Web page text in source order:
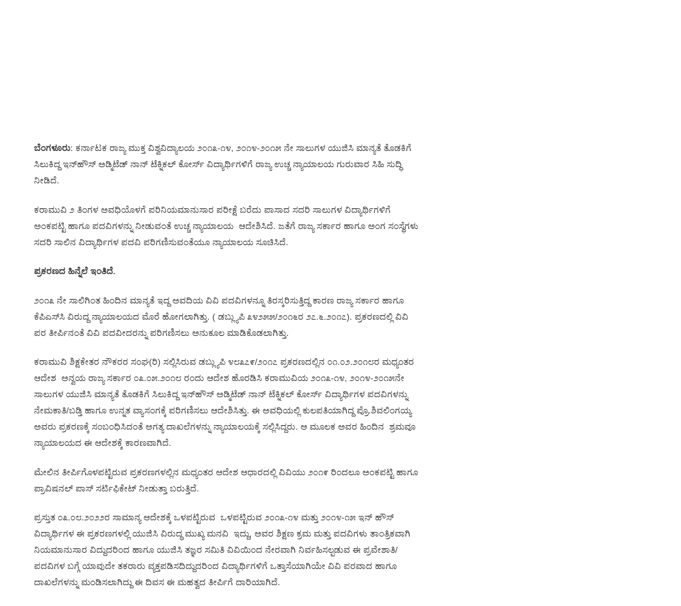
ಬೆಂಗಳೂರು: ಕರ್ನಾಟಕ ರಾಜ್ಯ ಮುಕ್ತ ವಿಶ್ವವಿದ್ಯಾಲಯ ೨೦೧೩-೧೪, ೨೦೧೪-೨೦೧೫ ನೇ ಸಾಲುಗಳ ಯುಜಿಸಿ ಮಾನ್ಯತೆ ತೊಡಕಿಗೆ
ಸಿಲುಕಿದ್ದ ಇನ್‌ಹೌಸ್ ಅಡ್ಮಿಟೆಡ್ ನಾನ್ ಟೆಕ್ನಿಕಲ್ ಕೋರ್ಸ್ ವಿದ್ಯಾರ್ಥಿಗಳಿಗೆ ರಾಜ್ಯ ಉಚ್ಚ ನ್ಯಾಯಾಲಯ ಗುರುವಾರ ಸಿಹಿ ಸುದ್ಧಿ
ನೀಡಿದೆ.
ಕರಾಮುವಿ ೨ ತಿಂಗಳ ಅವಧಿಯೊಳಗೆ ಪರಿನಿಯಮಾನುಸಾರ ಪರೀಕ್ಷೆ ಬರೆದು ಪಾಸಾದ ಸದರಿ ಸಾಲುಗಳ ವಿದ್ಯಾರ್ಥಿಗಳಿಗೆ
ಅಂಕಪಟ್ಟಿ ಹಾಗೂ ಪದವಿಗಳನ್ನು ನೀಡುವಂತೆ ಉಚ್ಚ ನ್ಯಾಯಾಲಯ ಆದೇಶಿಸಿದೆ. ಜತೆಗೆ ರಾಜ್ಯ ಸರ್ಕಾರ ಹಾಗೂ ಅಂಗ ಸಂಸ್ಥೆಗಳು
ಸದರಿ ಸಾಲಿನ ವಿದ್ಯಾರ್ಥಿಗಳ ಪದವಿ ಪರಿಗಣಿಸುವಂತೆಯೂ ನ್ಯಾಯಾಲಯ ಸೂಚಿಸಿದೆ.
ಪ್ರಕರಣದ ಹಿನ್ನೆಲೆ ಇಂತಿದೆ.
೨೦೧೩ ನೇ ಸಾಲಿಗಿಂತ ಹಿಂದಿನ ಮಾನ್ಯತೆ ಇದ್ದ ಅವದಿಯ ವಿವಿ ಪದವಿಗಳನ್ನೂ ತಿರಸ್ಕರಿಸುತ್ತಿದ್ದ ಕಾರಣ ರಾಜ್ಯ ಸರ್ಕಾರ ಹಾಗೂ
ಕೆಪಿಎಸ್‌ಸಿ ವಿರುದ್ದ ನ್ಯಾಯಾಲಯದ ಮೊರೆ ಹೋಗಲಾಗಿತ್ತು. ( ಡಬ್ಲ್ಯುಪಿ ೩೪೨೫೫/೨೦೧೬ರ ೨೭.೬.೨೦೧೭). ಪ್ರಕರಣದಲ್ಲಿ ವಿವಿ
ಪರ ತೀರ್ಪಿನಂತೆ ವಿವಿ ಪದವೀದರನ್ನು ಪರಿಗಣಿಸಲು ಅನುಕೂಲ ಮಾಡಿಕೊಡಲಾಗಿತ್ತು.
ಕರಾಮುವಿ ಶಿಕ್ಷಕೇತರ ನೌಕರರ ಸಂಘ(ರಿ) ಸಲ್ಲಿಸಿರುವ ಡಬ್ಲ್ಯುಪಿ ೪೮೩೭೯/೨೦೧೭ ಪ್ರಕರಣದಲ್ಲಿನ ೦೧.೦೨.೨೦೧೮ರ ಮಧ್ಯಂತರ
ಆದೇಶ ಅನ್ವಯ ರಾಜ್ಯ ಸರ್ಕಾರ ೦೩.೦೫.೨೦೧೮ ರಂದು ಆದೇಶ ಹೊರಡಿಸಿ ಕರಾಮುವಿಯ ೨೦೧೩-೧೪, ೨೦೧೪-೨೦೧೫ನೇ
ಸಾಲುಗಳ ಯುಜಿಸಿ ಮಾನ್ಯತೆ ತೊಡಕಿಗೆ ಸಿಲುಕಿದ್ದ ಇನ್‌ಹೌಸ್ ಅಡ್ಮಿಟೆಡ್ ನಾನ್ ಟೆಕ್ನಿಕಲ್ ಕೋರ್ಸ್ ವಿದ್ಯಾರ್ಥಿಗಳ ಪದವಿಗಳನ್ನು
ನೇಮಕಾತಿ/ಬಡ್ತಿ ಹಾಗೂ ಉನ್ನತ ವ್ಯಾಸಂಗಕ್ಕೆ ಪರಿಗಣಿಸಲು ಆದೇಶಿಸಿತ್ತು. ಈ ಅವಧಿಯಲ್ಲಿ ಕುಲಪತಿಯಾಗಿದ್ದ ಪ್ರೊ.ಶಿವಲಿಂಗಯ್ಯ
ಅವರು ಪ್ರಕರಣಕ್ಕೆ ಸಂಬಂಧಿಸಿದಂತೆ ಅಗತ್ಯ ದಾಖಲೆಗಳನ್ನು ನ್ಯಾಯಾಲಯಕ್ಕೆ ಸಲ್ಲಿಸಿದ್ದರು. ಆ ಮೂಲಕ ಅವರ ಹಿಂದಿನ ಶ್ರಮವೂ
ನ್ಯಾಯಾಲಯದ ಈ ಆದೇಶಕ್ಕೆ ಕಾರಣವಾಗಿದೆ.
ಮೇಲಿನ ತೀರ್ಪಿಗೊಳಪಟ್ಟಿರುವ ಪ್ರಕರಣಗಳಲ್ಲಿನ ಮಧ್ಯಂತರ ಆದೇಶ ಆಧಾರದಲ್ಲಿ ವಿವಿಯು ೨೦೧೯ ರಿಂದಲೂ ಅಂಕಪಟ್ಟಿ ಹಾಗೂ
ಪ್ರಾವಿಷನಲ್ ಪಾಸ್ ಸರ್ಟಿಫಿಕೇಟ್ ನೀಡುತ್ತಾ ಬರುತ್ತಿದೆ.
ಪ್ರಸ್ತುತ ೦೩.೦೮.೨೦೨೨ರ ಸಾಮಾನ್ಯ ಆದೇಶಕ್ಕೆ ಒಳಪಟ್ಟಿರುವ ಒಳಪಟ್ಟಿರುವ ೨೦೧೩-೧೪ ಮತ್ತು ೨೦೧೪-೧೫ ಇನ್ ಹೌಸ್
ವಿದ್ಯಾರ್ಥಿಗಳ ಈ ಪ್ರಕರಣಗಳಲ್ಲಿ ಯುಜಿಸಿ ವಿರುದ್ಧ ಮುಖ್ಯ ಮನವಿ ಇದ್ದು, ಅವರ ಶಿಕ್ಷಣ ಕ್ರಮ ಮತ್ತು ಪದವಿಗಳು ತಾಂತ್ರಿಕವಾಗಿ
ನಿಯಮಾನುಸಾರ ವಿದ್ದುದರಿಂದ ಹಾಗೂ ಯುಜಿಸಿ ತಜ್ಞರ ಸಮಿತಿ ವಿವಿಯಿಂದ ನೇರವಾಗಿ ನಿರ್ವಹಿಸಲ್ಪಡುವ ಈ ಪ್ರವೇಶಾತಿ/
ಪದವಿಗಳ ಬಗ್ಗೆ ಯಾವುದೇ ತಕರಾರು ವ್ಯಕ್ತಪಡಿಸದಿದ್ದುದರಿಂದ ವಿದ್ಯಾರ್ಥಿಗಳಿಗೆ ಒತ್ತಾಸೆಯಾಗಿಯೇ ವಿವಿ ಪರವಾದ ಹಾಗೂ
ದಾಖಲೆಗಳನ್ನು ಮಂಡಿಸಲಾಗಿದ್ದು ಈ ದಿವಸ ಈ ಮಹತ್ವದ ತೀರ್ಪಿಗೆ ದಾರಿಯಾಗಿದೆ.